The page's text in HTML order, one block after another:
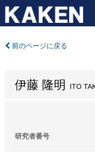
前のページに戻る
伊藤 隆明 ITO
研究者番号